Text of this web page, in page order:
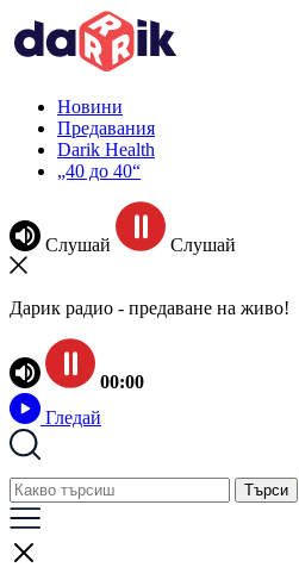
Новини
Предавания
Darik Health
„40 до 40“
Слушай Слушай
Дарик радио - предаване на живо!
00:00
Гледай